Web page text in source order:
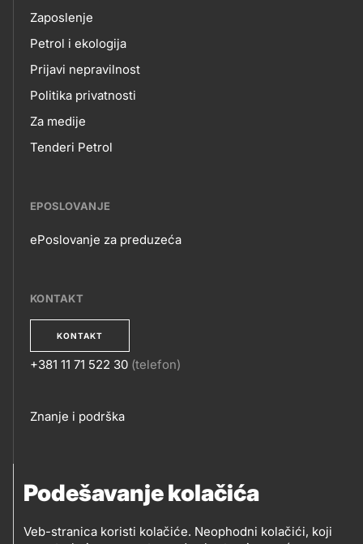
Podešavanje kolačića
Veb-stranica koristi kolačiće. Neophodni kolačići, koji
Zaposlenje
Petrol i ekologija
Prijavi nepravilnost
Politika privatnosti
Za medije
Tenderi Petrol
EPOSLOVANJE
ePoslovanje za preduzeća
KONTAKT
KONTAKT
+381 11 71 522 30 (telefon)
Footer
Znanje i podrška
Petrol d.o.o. Beograd